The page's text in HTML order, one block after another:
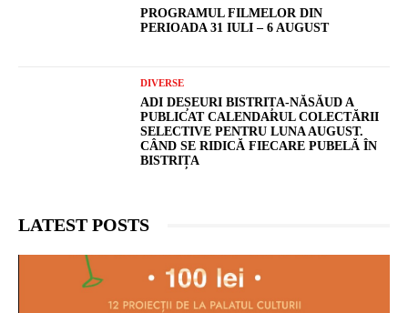
PROGRAMUL FILMELOR DIN
PERIOADA 31 IULI – 6 AUGUST
DIVERSE
ADI DEȘEURI BISTRIȚA-NĂSĂUD A
PUBLICAT CALENDARUL COLECTĂRII
SELECTIVE PENTRU LUNA AUGUST.
CÂND SE RIDICĂ FIECARE PUBELĂ ÎN
BISTRIȚA
LATEST POSTS